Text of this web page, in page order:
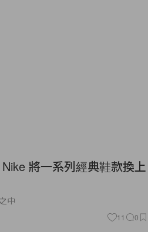
將一系列經典鞋款換上
中
11 0